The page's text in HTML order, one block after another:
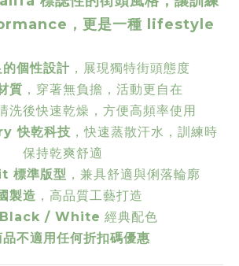
，更是一種 lifestyle
個性設計 ，展現獨特街頭態度
質 ，穿著無負擔，活動更自在
洗後快速乾燥，方便高頻率使用
快乾科技 ，快速蒸散汗水，訓練時
保持乾爽舒適
標準版型 ，兼具舒適與俐落輪廓
製造 ，高品質工藝打造
Black / White 經典配色
品不適用任何折扣碼優惠